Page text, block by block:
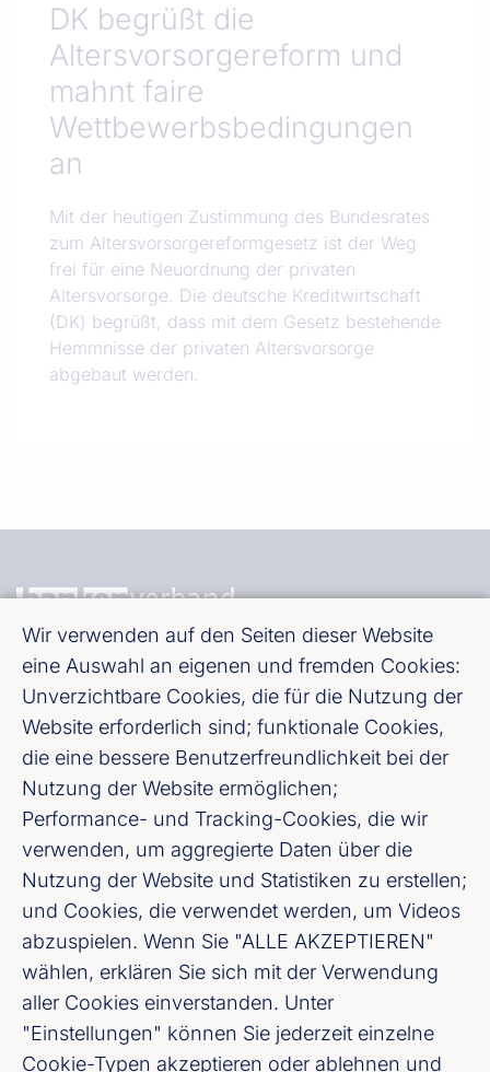
DK begrüßt die
Altersvorsorgereform und
mahnt faire
Wettbewerbsbedingungen
an
Mit der heutigen Zustimmung des Bundesrates
zum Altersvorsorgereformgesetz ist der Weg
frei für eine Neuordnung der privaten
Altersvorsorge. Die deutsche Kreditwirtschaft
(DK) begrüßt, dass mit dem Gesetz bestehende
Hemmnisse der privaten Altersvorsorge
abgebaut werden.
Wir verwenden auf den Seiten dieser Website
eine Auswahl an eigenen und fremden Cookies:
Unverzichtbare Cookies, die für die Nutzung der
Website erforderlich sind; funktionale Cookies,
die eine bessere Benutzerfreundlichkeit bei der
Nutzung der Website ermöglichen;
Performance- und Tracking-Cookies, die wir
verwenden, um aggregierte Daten über die
Nutzung der Website und Statistiken zu erstellen;
und Cookies, die verwendet werden, um Videos
abzuspielen. Wenn Sie "ALLE AKZEPTIEREN"
wählen, erklären Sie sich mit der Verwendung
aller Cookies einverstanden. Unter
"Einstellungen" können Sie jederzeit einzelne
Cookie-Typen akzeptieren oder ablehnen und
Bundesverband deutscher Banken e. V.
Burgstraße 28, 10178 Berlin
Fußzeile (Bankenverband)
Impressum
LinkedIn
Youtube
Cookie-Einstellungen
Datenschutz